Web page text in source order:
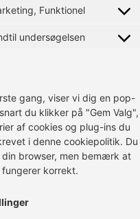
Funktionel
undersøgelsen
gang, viser vi dig en pop-
du klikker på "Gem Valg",
af cookies og plug-ins du
i denne cookiepolitik. Du
browser, men bemærk at
korrekt.